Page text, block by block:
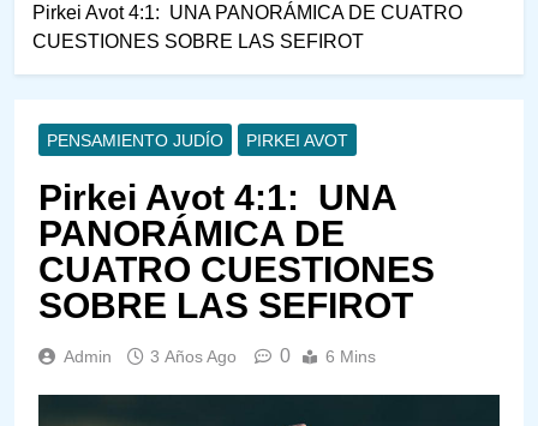
Pirkei Avot 4:1: UNA PANORÁMICA DE CUATRO
CUESTIONES SOBRE LAS SEFIROT
PENSAMIENTO JUDÍO PIRKEI AVOT
Pirkei Avot 4:1: UNA
PANORÁMICA DE
CUATRO CUESTIONES
SOBRE LAS SEFIROT
Admin 3 Años Ago 0 6 Mins